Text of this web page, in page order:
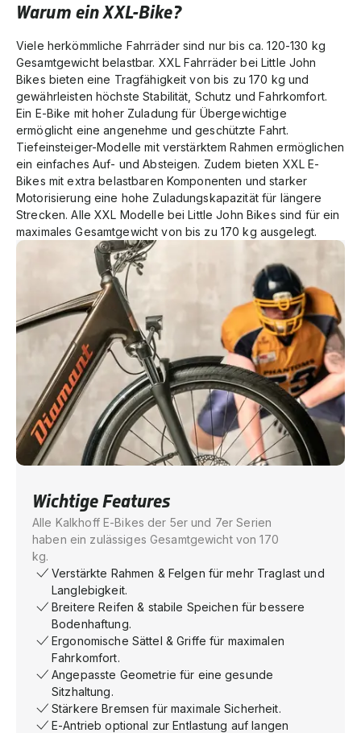
Warum ein XXL-Bike?
Viele herkömmliche Fahrräder sind nur bis ca. 120-130 kg
Gesamtgewicht belastbar. XXL Fahrräder bei Little John
Bikes bieten eine Tragfähigkeit von bis zu 170 kg und
gewährleisten höchste Stabilität, Schutz und Fahrkomfort.
Ein E-Bike mit hoher Zuladung für Übergewichtige
ermöglicht eine angenehme und geschützte Fahrt.
Tiefeinsteiger-Modelle mit verstärktem Rahmen ermöglichen
ein einfaches Auf- und Absteigen. Zudem bieten XXL E-
Bikes mit extra belastbaren Komponenten und starker
Motorisierung eine hohe Zuladungskapazität für längere
Strecken. Alle XXL Modelle bei Little John Bikes sind für ein
maximales Gesamtgewicht von bis zu 170 kg ausgelegt.
Wichtige Features
Alle Kalkhoff E-Bikes der 5er und 7er Serien
haben ein zulässiges Gesamtgewicht von 170
kg.
Verstärkte Rahmen & Felgen für mehr Traglast und
Langlebigkeit.
Breitere Reifen & stabile Speichen für bessere
Bodenhaftung.
Ergonomische Sättel & Griffe für maximalen
Fahrkomfort.
Angepasste Geometrie für eine gesunde
Sitzhaltung.
Stärkere Bremsen für maximale Sicherheit.
E-Antrieb optional zur Entlastung auf langen